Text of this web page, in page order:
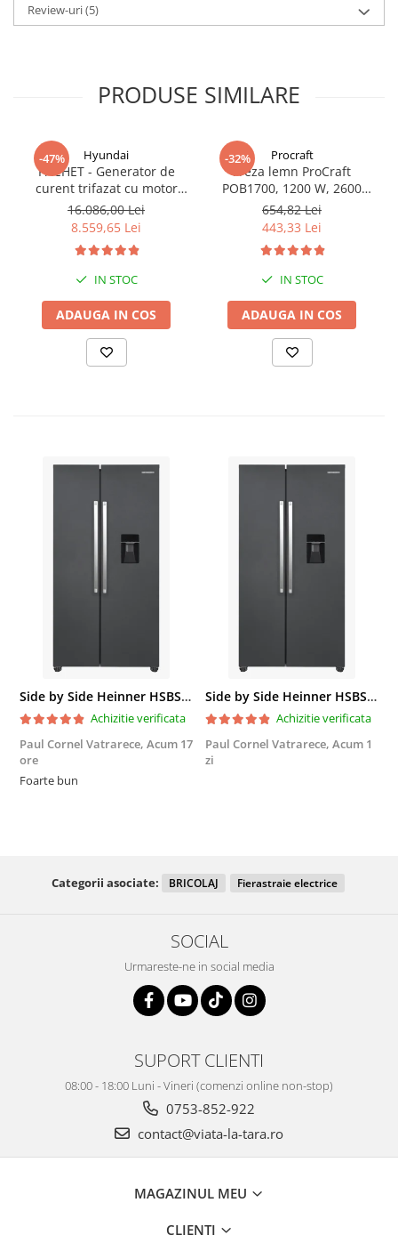
Review-uri(5)
PRODUSE SIMILARE
-47% Hyundai
PACHET - Generator de
curent trifazat cu motor
diesel Hyundai DHY8600SE-
T, putere motor 12 CP,
Putere maxima 7.9 kVA,
tensiune 380 / 220 V +
Automatizare trifazata
ATS12-3P
16.086,00 Lei
8.559,65 Lei
IN STOC
ADAUGA IN COS
-32% Procraft
Freza lemn ProCraft
POB1700, 1200 W, 2600
Rpm cu 12 freze pentru
lemn incluse in pachet
654,82 Lei
443,33 Lei
IN STOC
ADAUGA IN COS
Side by Side Heinner HSBS-HM439NFINVDGWDE++, Total No Frost, Compresor Inverter, Dozator Apa, Display Touch LED, 439 L, Clasa E, Gri Antracit Texturat
Achizitie verificata
Paul Cornel Vatrarece, Acum 17
ore
Foarte bun
Side by Side Heinner HSBS-HM439NFINVDGWDE++, Total No Frost, Compresor Inverter, Dozator Apa, Display Touch LED, 439 L, Clasa E, Gri Antracit Texturat
Achizitie verificata
Paul Cornel Vatrarece, Acum 1
zi
Categorii asociate: BRICOLAJ Fierastraie electrice
SOCIAL
Urmareste-ne in social media
SUPORT CLIENTI
08:00 - 18:00 Luni - Vineri (comenzi online non-stop)
0753-852-922
contact@viata-la-tara.ro
MAGAZINUL MEU
CLIENTI